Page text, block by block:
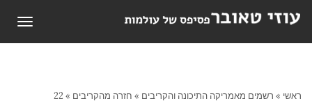
ראשי » רשמים מאמריקה התיכונה והקריבים » חזרה מהקריבים »
22